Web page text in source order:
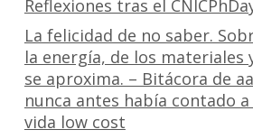
Reflexiones tras el
La felicidad de no saber.
la energía, de los materiales
se aproxima. – Bitácora de
nunca antes había contado
vida low cost